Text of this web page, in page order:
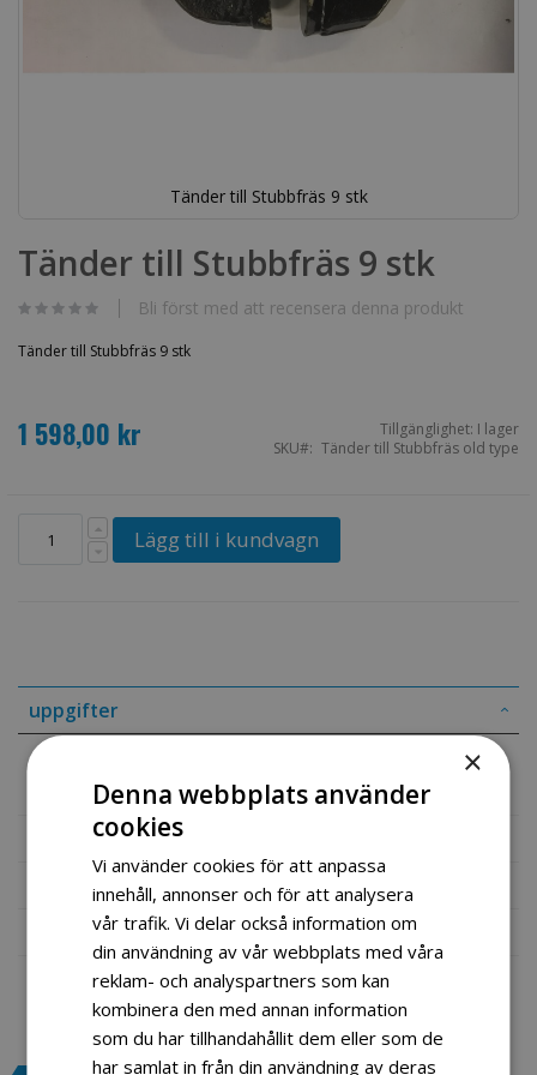
Tänder till Stubbfräs 9 stk
till
början
bildgalleriet
Tänder till Stubbfräs 9 stk
Bli först med att recensera denna produkt
Tänder till Stubbfräs 9 stk
1 598,00 kr Tillgänglighet: I lager
SKU
Tänder till Stubbfräs old type
Lägg till i kundvagn
uppgifter
Mer information
Recensioner
Fil vedlegg
×
Denna webbplats använder
cookies
Vi använder cookies för att anpassa
innehåll, annonser och för att analysera
vår trafik. Vi delar också information om
din användning av vår webbplats med våra
reklam- och analyspartners som kan
kombinera den med annan information
som du har tillhandahållit dem eller som de
har samlat in från din användning av deras